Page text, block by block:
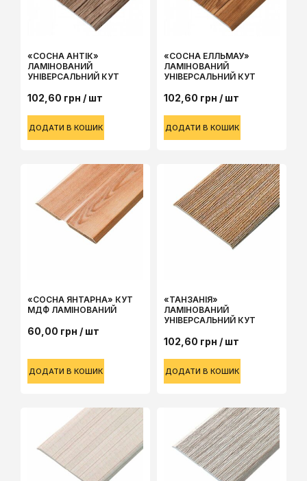
«СОСНА АНТІК»
ЛАМІНОВАНИЙ
УНІВЕРСАЛЬНИЙ КУТ
102,60 грн / шт
ДОДАТИ В КОШИК
«СОСНА ЕЛЛЬМАУ»
ЛАМІНОВАНИЙ
УНІВЕРСАЛЬНИЙ КУТ
102,60 грн / шт
ДОДАТИ В КОШИК
«СОСНА ЯНТАРНА» КУТ
МДФ ЛАМІНОВАНИЙ
60,00 грн / шт
ДОДАТИ В КОШИК
«ТАНЗАНІЯ»
ЛАМІНОВАНИЙ
УНІВЕРСАЛЬНИЙ КУТ
102,60 грн / шт
ДОДАТИ В КОШИК